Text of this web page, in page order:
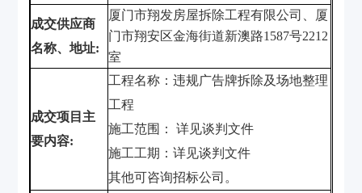
成交供应商
名称、地址:
厦门市翔发房屋拆除工程有限公司、厦
门市翔安区金海街道新澳路1587号2212
室
成交项目主
要内容:
工程名称：违规广告牌拆除及场地整理
工程
施工范围： 详见谈判文件
施工工期：详见谈判文件
其他可咨询招标公司。